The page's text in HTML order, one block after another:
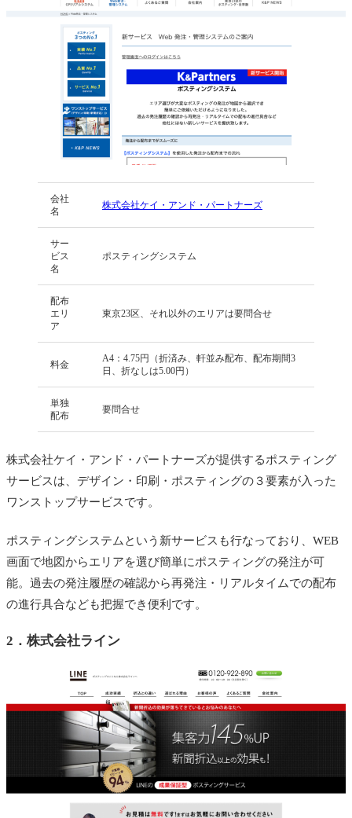
会社
名
株式会社ケイ・アンド・パートナーズ
サー
ビス
名
ポスティングシステム
配布
エリ
ア
東京23区、それ以外のエリアは要問合せ
料金
A4：4.75円（折済み、軒並み配布、配布期間3
日、折なしは5.00円）
単独
配布
要問合せ
株式会社ケイ・アンド・パートナーズが提供するポスティング
サービスは、デザイン・印刷・ポスティングの３要素が入った
ワンストップサービスです。
ポスティングシステムという新サービスも行なっており、WEB
画面で地図からエリアを選び簡単にポスティングの発注が可
能。 過去の発注履歴の確認から再発注・リアルタイムでの配布
の進行具合なども把握でき便利です。
2． 株式会社ライン